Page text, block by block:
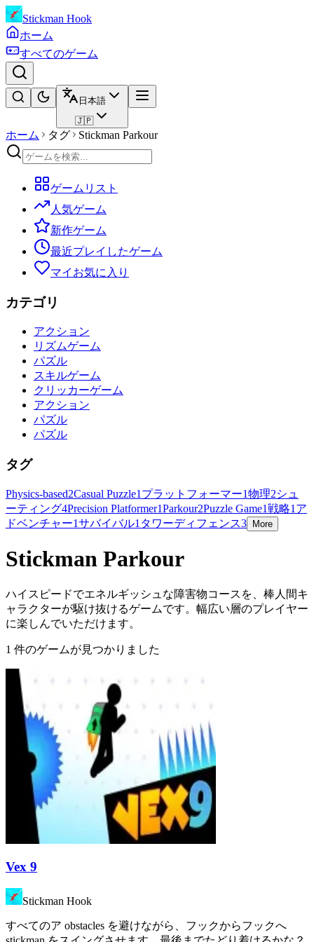
Stickman Hook
ホーム
すべてのゲーム
日本語
🇯🇵
ホーム タグ Stickman Parkour
ゲームリスト
人気ゲーム
新作ゲーム
最近プレイしたゲーム
マイお気に入り
カテゴリ
アクション
リズムゲーム
パズル
スキルゲーム
クリッカーゲーム
アクション
パズル
パズル
タグ
Physics-based2Casual Puzzle1 プラットフォーマー1物理2シュ
ーティング4Precision Platformer1Parkour2Puzzle Game1戦略1 ア
ドベンチャー1サバイバル1 タワーディフェンス3 More
Stickman Parkour
ハイスピードでエネルギッシュな障害物コースを、棒人間キ
ャラクターが駆け抜けるゲームです。幅広い層のプレイヤー
に楽しんでいただけます。
1 件のゲームが見つかりました
Vex 9
Stickman Hook
すべてのア obstacles を避けながら、フックからフックへ